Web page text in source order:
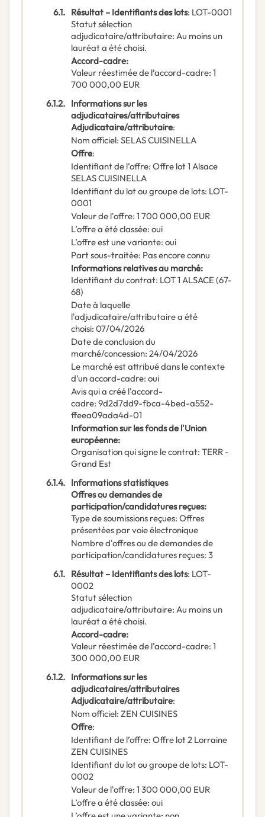
6.1. Résultat – Identifiants des lots: LOT-0001
Statut sélection
adjudicataire/attributaire: Au moins un
lauréat a été choisi.
Accord-cadre:
Valeur réestimée de l’accord-cadre: 1
700 000,00 EUR
6.1.2. Informations sur les
adjudicataires/attributaires
Adjudicataire/attributaire:
Nom officiel: SELAS CUISINELLA
Offre:
Identifiant de l’offre: Offre lot 1 Alsace
SELAS CUISINELLA
Identifiant du lot ou groupe de lots: LOT-
0001
Valeur de l'offre: 1 700 000,00 EUR
L’offre a été classée: oui
L’offre est une variante: oui
Part sous-traitée: Pas encore connu
Informations relatives au marché:
Identifiant du contrat: LOT 1 ALSACE (67-
68)
Date à laquelle
l'adjudicataire/attributaire a été
choisi: 07/04/2026
Date de conclusion du
marché/concession: 24/04/2026
Le marché est attribué dans le contexte
d’un accord-cadre: oui
Avis qui a créé l'accord-
cadre: 9d2d7dd9-fbca-4bed-a552-
ffeea09ada4d-01
Information sur les fonds de l'Union
européenne:
Organisation qui signe le contrat: TERR -
Grand Est
6.1.4. Informations statistiques
Offres ou demandes de
participation/candidatures reçues:
Type de soumissions reçues: Offres
présentées par voie électronique
Nombre d'offres ou de demandes de
participation/candidatures reçues: 3
6.1. Résultat – Identifiants des lots: LOT-
0002
Statut sélection
adjudicataire/attributaire: Au moins un
lauréat a été choisi.
Accord-cadre:
Valeur réestimée de l’accord-cadre: 1
300 000,00 EUR
6.1.2. Informations sur les
adjudicataires/attributaires
Adjudicataire/attributaire:
Nom officiel: ZEN CUISINES
Offre:
Identifiant de l’offre: Offre lot 2 Lorraine
ZEN CUISINES
Identifiant du lot ou groupe de lots: LOT-
0002
Valeur de l'offre: 1 300 000,00 EUR
L’offre a été classée: oui